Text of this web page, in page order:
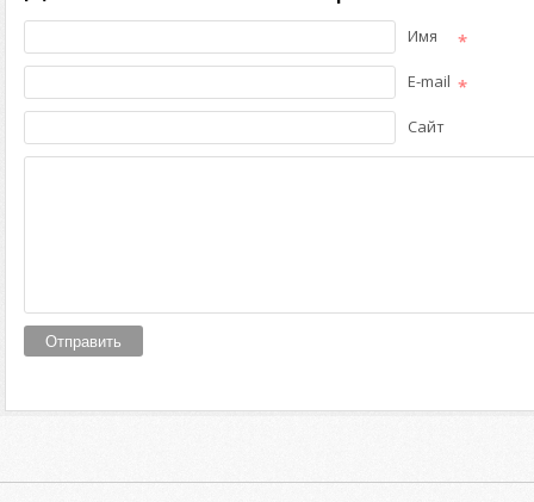
Имя *
E-mail *
Сайт